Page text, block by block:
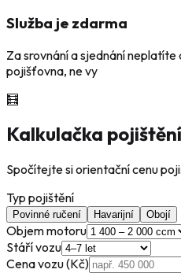
Služba je zdarma
Za srovnání a sjednání neplatíte
pojišťovna, ne vy
🧮
Kalkulačka pojištění
Spočítejte si orientační cenu
Typ pojištění
Povinné ručení Havarijní Obojí
Objem motoru
Stáří vozu
Cena vozu (Kč)